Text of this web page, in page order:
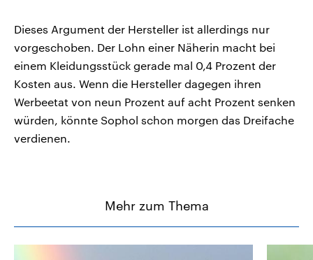
Dieses Argument der Hersteller ist allerdings nur
vorgeschoben. Der Lohn einer Näherin macht bei
einem Kleidungsstück gerade mal 0,4 Prozent der
Kosten aus. Wenn die Hersteller dagegen ihren
Werbeetat von neun Prozent auf acht Prozent senken
würden, könnte Sophol schon morgen das Dreifache
verdienen.
Mehr zum Thema